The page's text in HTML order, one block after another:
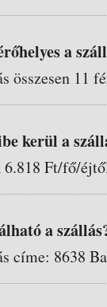
a
összesen 11
kerül a
Ft/fő/
a
címe: 8638